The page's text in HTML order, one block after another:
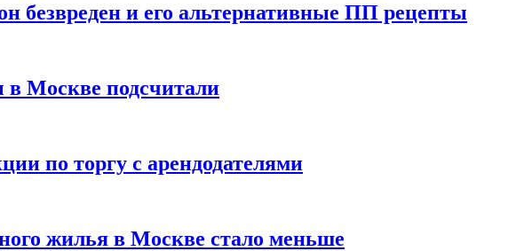
безвреден и его альтернативные ПП рецепты
Москве подсчитали
по торгу с арендодателями
жилья в Москве стало меньше